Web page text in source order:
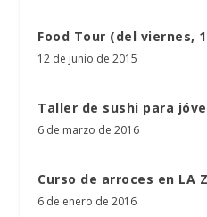
Food Tour (del viernes,
12 de junio de 2015
Taller de sushi para
6 de marzo de 2016
Curso de arroces en LA
6 de enero de 2016